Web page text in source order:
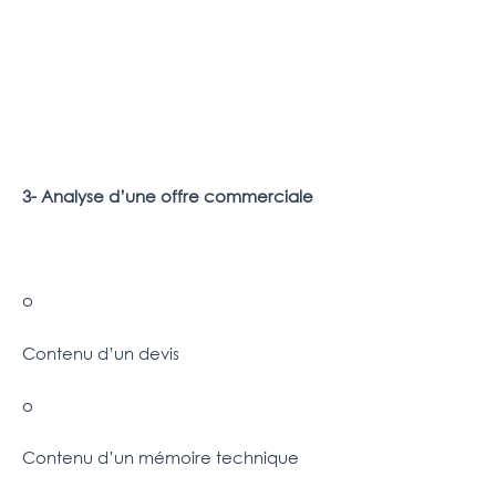
3- Analyse d’une offre commerciale
o
Contenu d’un devis
o
Contenu d’un mémoire technique